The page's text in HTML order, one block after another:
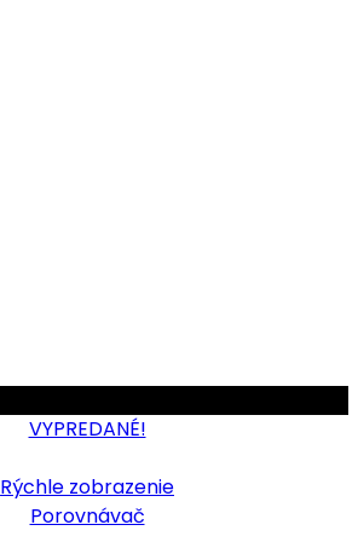
VYPREDANÉ!
Rýchle zobrazenie
Porovnávač